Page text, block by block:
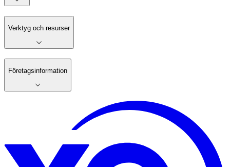
Verktyg och resurser
Företagsinformation